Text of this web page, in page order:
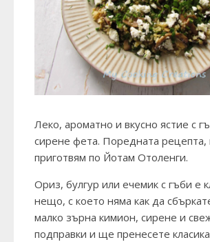
Леко, ароматно и вкусно ястие с
сирене фета. Поредната рецепта,
приготвям по Йотам Отоленги.
Ориз, булгур или ечемик с гъби е
нещо, с което няма как да
малко зърна кимион, сирене и
подправки и ще пренесете